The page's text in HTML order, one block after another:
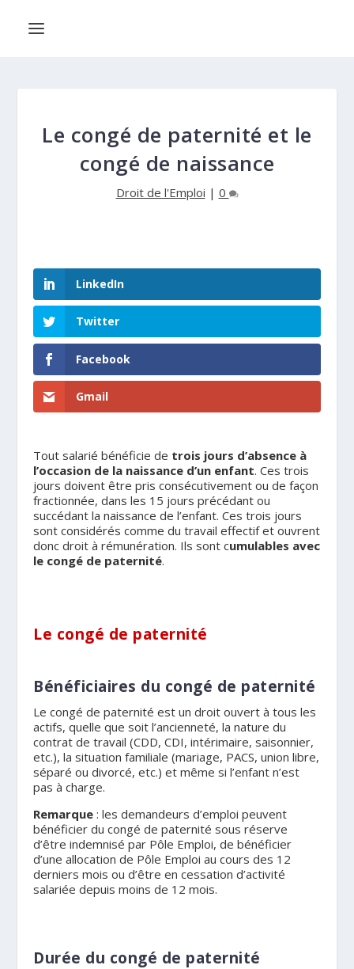
Le congé de paternité et le
congé de naissance
Droit de l'Emploi | 0
LinkedIn
Twitter
Facebook
Gmail
Tout salarié bénéficie de trois jours d’absence à
l’occasion de la naissance d’un enfant. Ces trois
jours doivent être pris consécutivement ou de façon
fractionnée, dans les 15 jours précédant ou
succédant la naissance de l’enfant. Ces trois jours
sont considérés comme du travail effectif et ouvrent
donc droit à rémunération. Ils sont cumulables avec
le congé de paternité.
Le congé de paternité
Bénéficiaires du congé de paternité
Le congé de paternité est un droit ouvert à tous les
actifs, quelle que soit l’ancienneté, la nature du
contrat de travail (CDD, CDI, intérimaire, saisonnier,
etc.), la situation familiale (mariage, PACS, union libre,
séparé ou divorcé, etc.) et même si l’enfant n’est
pas à charge.
Remarque : les demandeurs d’emploi peuvent
bénéficier du congé de paternité sous réserve
d’être indemnisé par Pôle Emploi, de bénéficier
d’une allocation de Pôle Emploi au cours des 12
derniers mois ou d’être en cessation d’activité
salariée depuis moins de 12 mois.
Durée du congé de paternité